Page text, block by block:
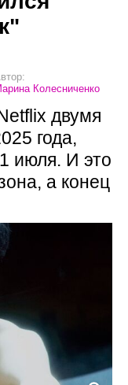
Колесниченко
двумя
года,
июля. И это
а конец